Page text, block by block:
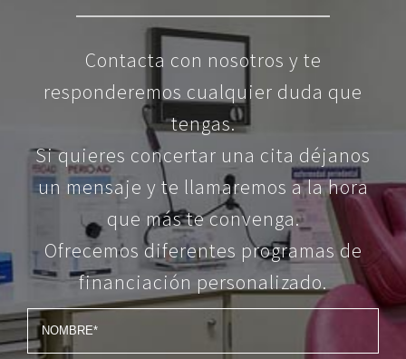
Contacta con nosotros y te
responderemos cualquier duda que
tengas.
Si quieres concertar una cita déjanos
un mensaje y te llamaremos a la hora
que más te convenga.
Ofrecemos diferentes programas de
financiación personalizado.